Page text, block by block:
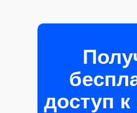
доступ